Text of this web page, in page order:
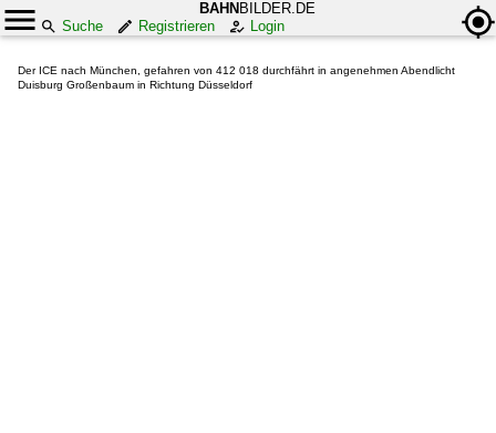
BAHN BILDER.DE
Suche
Registrieren Login
Der ICE nach München, gefahren von 412 018 durchfährt in angenehmen Abendlicht
Duisburg Großenbaum in Richtung Düsseldorf